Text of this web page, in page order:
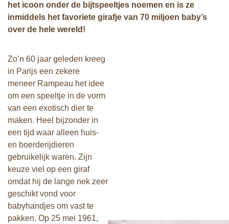
het icoon onder de bijtspeeltjes noemen en is ze
inmiddels het favoriete girafje van 70 miljoen baby’s
over de hele wereld!
Zo’n 60 jaar geleden kreeg
in Parijs een zekere
meneer Rampeau het idee
om een speeltje in de vorm
van een exotisch dier te
maken. Heel bijzonder in
een tijd waar alleen huis-
en boerderijdieren
gebruikelijk waren. Zijn
keuze viel op een giraf
omdat hij de lange nek zeer
geschikt vond voor
babyhandjes om vast te
pakken. Op 25 mei 1961,